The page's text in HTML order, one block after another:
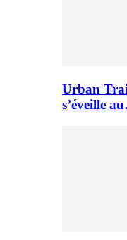
Urban
s’éveille